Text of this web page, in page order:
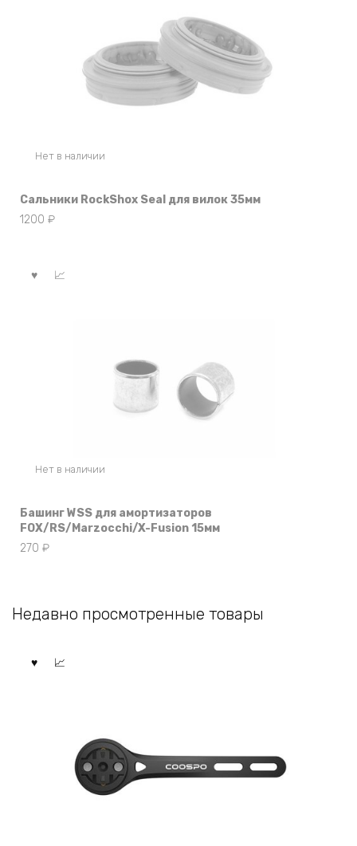
Нет в наличии
Сальники RockShox Seal для вилок 35мм
1200 ₽
Нет в наличии
Башинг WSS для амортизаторов
FOX/RS/Marzocchi/X-Fusion 15мм
270 ₽
Недавно просмотренные товары